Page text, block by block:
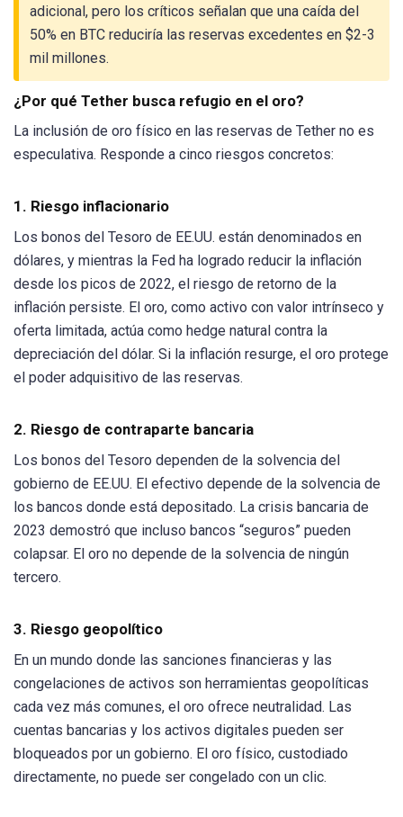
adicional, pero los críticos señalan que una caída del
50% en BTC reduciría las reservas excedentes en $2-3
mil millones.
¿Por qué Tether busca refugio en el oro?
La inclusión de oro físico en las reservas de Tether no es
especulativa. Responde a cinco riesgos concretos:
1. Riesgo inflacionario
Los bonos del Tesoro de EE.UU. están denominados en
dólares, y mientras la Fed ha logrado reducir la inflación
desde los picos de 2022, el riesgo de retorno de la
inflación persiste. El oro, como activo con valor intrínseco y
oferta limitada, actúa como hedge natural contra la
depreciación del dólar. Si la inflación resurge, el oro protege
el poder adquisitivo de las reservas.
2. Riesgo de contraparte bancaria
Los bonos del Tesoro dependen de la solvencia del
gobierno de EE.UU. El efectivo depende de la solvencia de
los bancos donde está depositado. La crisis bancaria de
2023 demostró que incluso bancos “seguros” pueden
colapsar. El oro no depende de la solvencia de ningún
tercero.
3. Riesgo geopolítico
En un mundo donde las sanciones financieras y las
congelaciones de activos son herramientas geopolíticas
cada vez más comunes, el oro ofrece neutralidad. Las
cuentas bancarias y los activos digitales pueden ser
bloqueados por un gobierno. El oro físico, custodiado
directamente, no puede ser congelado con un clic.